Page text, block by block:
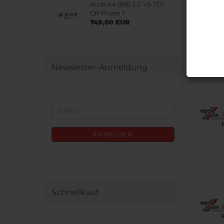
Audi A4 (B8) 3.0 V6 TDI
CR Phase 1
749,00 EUR
Newsletter-Anmeldung
ANMELDUNGANMELDEN
Schnellkauf